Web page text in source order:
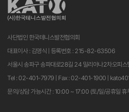
사단법인 한국테니스발전협의회
대표이사 : 김영식 | 등록번호 : 215-82-63506
서울시 송파구 송파대로28길 24 밀리아나2차오피
Tel : 02-401-7979 | Fax : 02-401-1900 |
문의/상담 가능시간 : 10:00 ~ 17:00 (토/일/공휴일 휴